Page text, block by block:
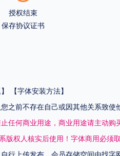
授权结束
保存协议证书
【字体安装方法】
之前不存在自己或因其他关系致使
任何商业用途，商业用途请主动购
权人核实后使用！字体商用必须
自行上传发布，会员存储空间由找